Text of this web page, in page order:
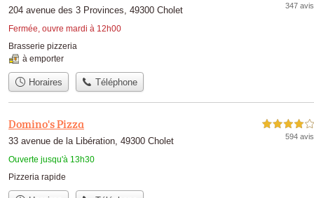
204 avenue des 3 Provinces, 49300 Cholet
Fermée, ouvre mardi à 12h00
347 avis
Brasserie pizzeria
à emporter
Horaires Téléphone
Domino's Pizza
33 avenue de la Libération, 49300 Cholet
Ouverte jusqu'à 13h30
4,0 étoiles sur 5
594 avis
Pizzeria rapide